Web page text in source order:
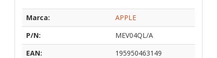
Marca:
APPLE
P/N:
MEV04QL/A
EAN:
195950463149